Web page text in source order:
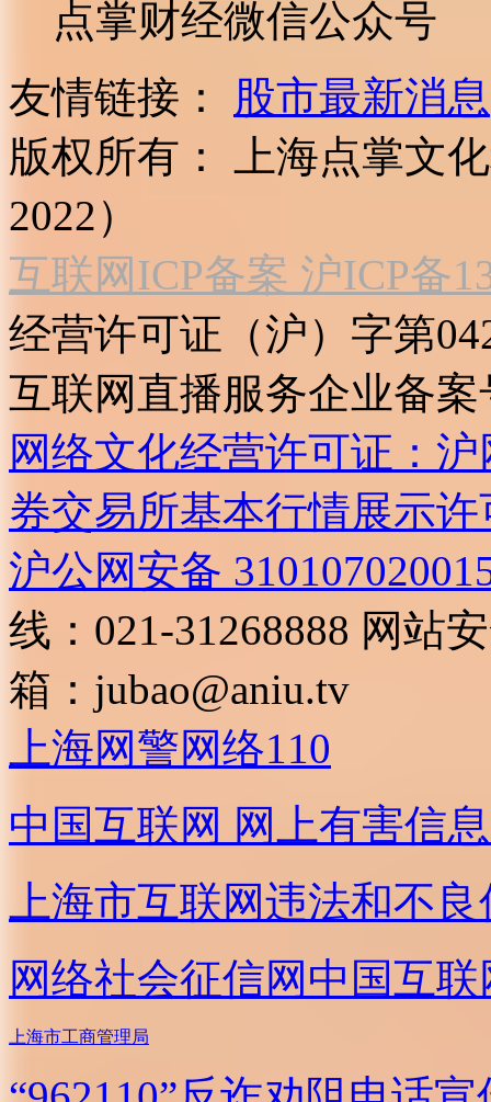
点掌财经微信公众号
友情链接：
股市最新消息
版权所有：
上海点掌文
2022）
互联网ICP备案 沪ICP备
经营许可证（沪）字第
互联网直播服务企业备案
网络文化经营许可证：
券交易所基本行情展示许
沪公网安备
线：021-31268888 网站
箱： jubao@aniu.tv
上海网警网络110
中国互联网 网上有害信
上海市互联网违法和不
网络社会征信网 中国互
上海市工商管理局